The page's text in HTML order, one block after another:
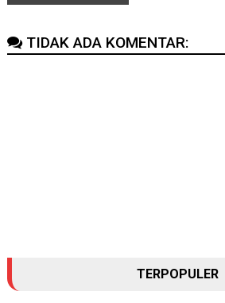
TIDAK ADA KOMENTAR:
TERPOPULER